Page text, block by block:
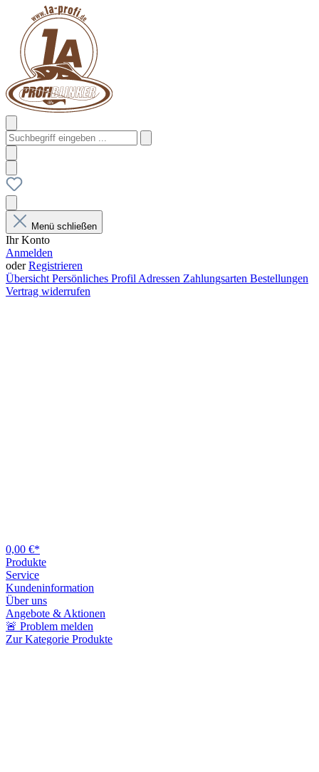
Menü schließen
Ihr Konto
Anmelden
oderRegistrieren
Übersicht Persönliches Profil Adressen Zahlungsarten Bestellungen
Vertrag widerrufen
0,00 €*
Produkte
Service
Kundeninformation
Über uns
Angebote & Aktionen
🚨 Problem melden
Zur Kategorie Produkte